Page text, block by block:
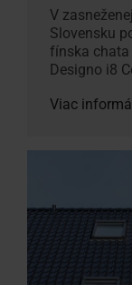
V
Slovensku
fínska
Designo i8
Viac